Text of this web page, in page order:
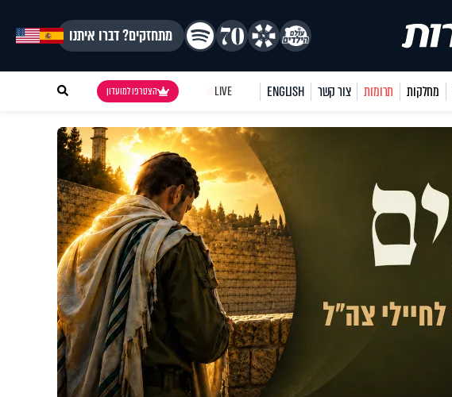
מתחזקים? דברו איתנו
מחלקות תרומות צור קשר ENGLISH
LIVE הצטרפו למועדון